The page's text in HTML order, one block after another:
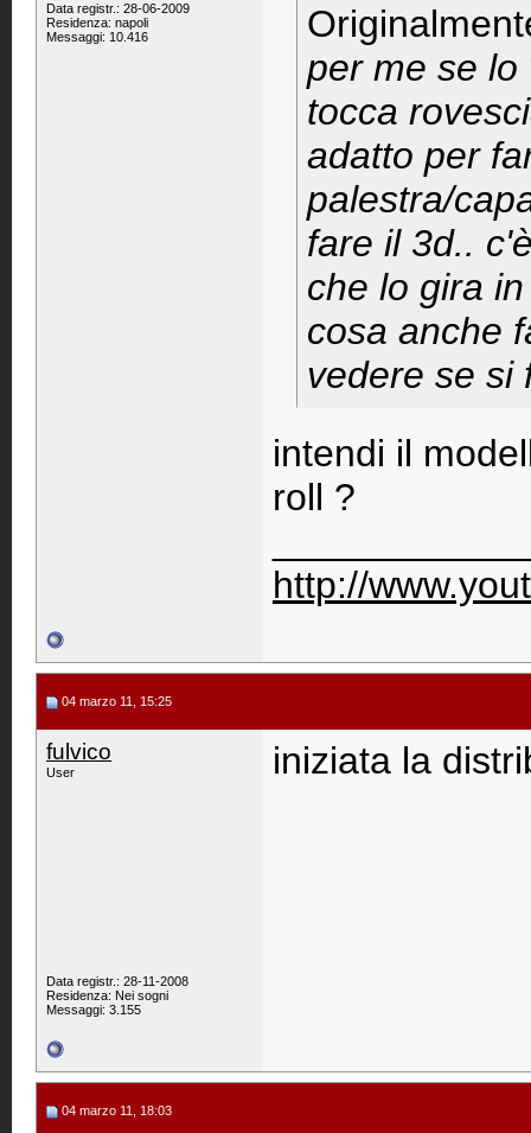
Data registr.: 28-06-2009
Residenza: napoli
Messaggi: 10.416
per me se lo
tocca
adatto per
palestra/
fare il 3d..
che lo gira
cosa anche
vedere se si
intendi il
roll ?
http://
04 marzo 11, 15:25
fulvico
User
Data registr.: 28-11-2008
Residenza: Nei sogni
Messaggi: 3.155
iniziata la
04 marzo 11, 18:03